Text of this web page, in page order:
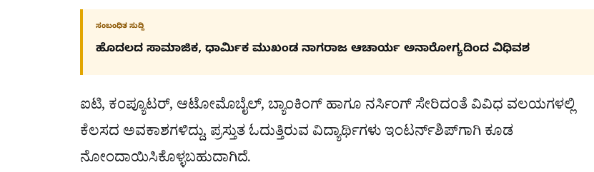
ಸಂಬಂಧಿತ ಸುದ್ದಿ
ಹೊದಲದ ಸಾಮಾಜಿಕ, ಧಾರ್ಮಿಕ ಮುಖಂಡ ನಾಗರಾಜ ಆಚಾರ್ಯ ಅನಾರೋಗ್ಯದಿಂದ ವಿಧಿವಶ
ಐಟಿ, ಕಂಪ್ಯೂಟರ್, ಆಟೋಮೊಬೈಲ್, ಬ್ಯಾಂಕಿಂಗ್ ಹಾಗೂ ನರ್ಸಿಂಗ್ ಸೇರಿದಂತೆ ವಿವಿಧ ವಲಯಗಳಲ್ಲಿ
ಕೆಲಸದ ಅವಕಾಶಗಳಿದ್ದು, ಪ್ರಸ್ತುತ ಓದುತ್ತಿರುವ ವಿದ್ಯಾರ್ಥಿಗಳು ಇಂಟರ್ನ್‌ಶಿಪ್‌ಗಾಗಿ ಕೂಡ
ನೋಂದಾಯಿಸಿಕೊಳ್ಳಬಹುದಾಗಿದೆ.